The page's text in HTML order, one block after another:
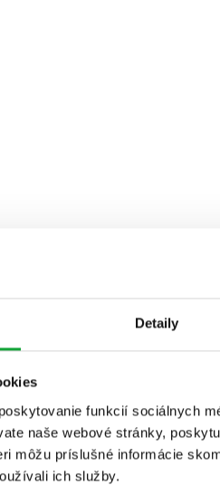
Detaily
funkcií sociálnych
naše webové stránky,
môžu príslušné informácie
ich služby.